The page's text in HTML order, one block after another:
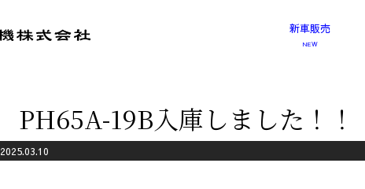
新車販売
PH65A-19B入庫しました！！
2025.03.10